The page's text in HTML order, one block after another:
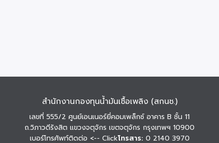
สำนักงานกองทุนน้ำมันเชื้อเพลิง (สกนช.)
เลขที่ 555/2 ศูนย์เอนเนอร์ยี่คอมเพล็กซ์ อาคาร B ชั้น 11
ถ.วิภาวดีรังสิต แขวงจตุจักร เขตจตุจักร กรุงเทพฯ 10900
เบอร์โทรศัพท์ติดต่อ <-- Clickโทรสาร: 0 2140 3970